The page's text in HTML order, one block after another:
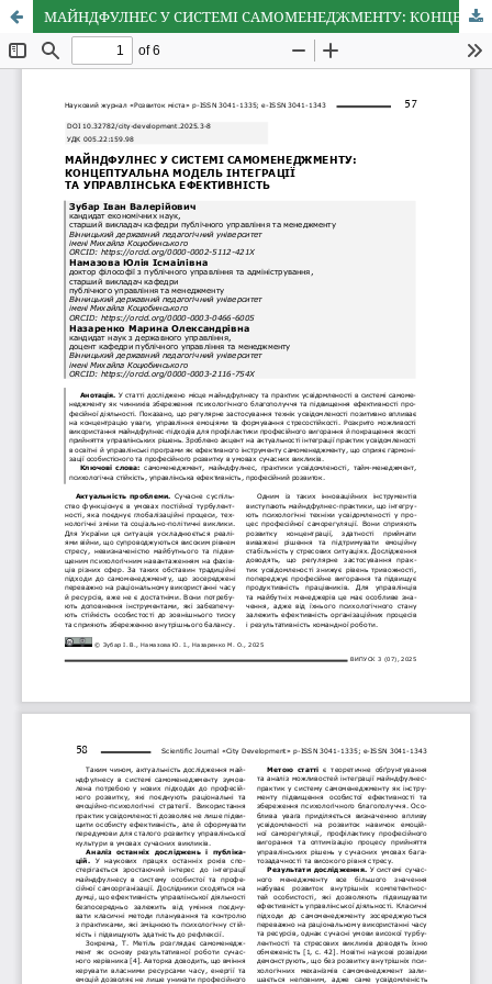
МАЙНДФУЛНЕС У СИСТЕМІ САМОМЕНЕДЖМЕНТУ: КОНЦЕПТУАЛЬНА МОДЕЛЬ ІНТЕГРАЦІЇ ТА УПРАВЛІНСЬКА ЕФЕКТИВНІСТЬ